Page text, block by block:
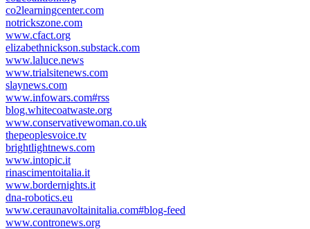
co2learningcenter.com
notrickszone.com
www.cfact.org
elizabethnickson.substack.com
www.laluce.news
www.trialsitenews.com
slaynews.com
www.infowars.com#rss
blog.whitecoatwaste.org
www.conservativewoman.co.uk
thepeoplesvoice.tv
brightlightnews.com
www.intopic.it
rinascimentoitalia.it
www.bordernights.it
dna-robotics.eu
www.ceraunavoltainitalia.com#blog-feed
www.contronews.org